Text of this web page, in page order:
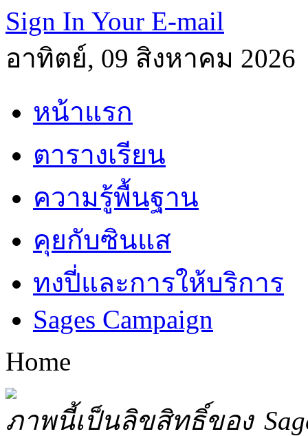
Sign In Your E-mail
อาทิตย์, 09 สิงหาคม 2026
หน้าแรก
ตารางเรียน
ความรู้พื้นฐาน
คุยกับซินแส
ทงปี่และการให้บริการ
Sages Campaign
Home
ภาพนี้เป็นลิขสิทธิ์ของ